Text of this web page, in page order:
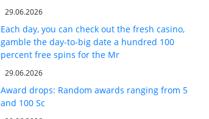
29.06.2026
Each day, you can check out the fresh casino,
gamble the day-to-big date a hundred 100
percent free spins for the Mr
29.06.2026
Award drops: Random awards ranging from 5
and 100 Sc